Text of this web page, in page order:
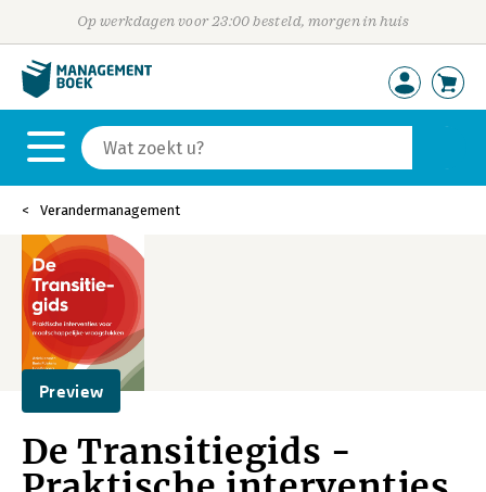
Op werkdagen voor 23:00 besteld, morgen in huis
Verandermanagement
Preview
De Transitiegids -